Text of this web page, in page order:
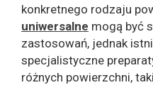
konkretnego rodzaju
uniwersalne mogą być
zastosowań, jednak
specjalistyczne
różnych powierzchni,